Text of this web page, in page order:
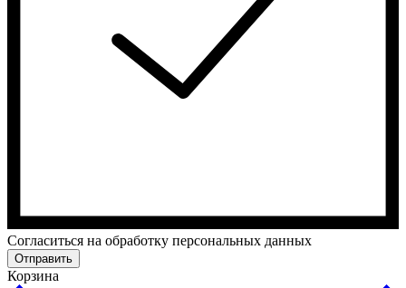
Cогласиться на обработку персональных данных
Отправить
Корзина